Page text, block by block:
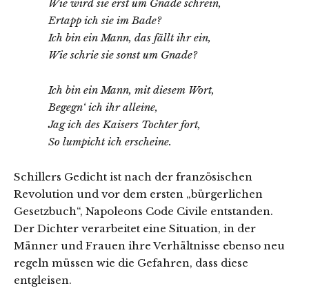
Wie wird sie erst um Gnade schrein,
Ertapp ich sie im Bade?
Ich bin ein Mann, das fällt ihr ein,
Wie schrie sie sonst um Gnade?
Ich bin ein Mann, mit diesem Wort,
Begegn‘ ich ihr alleine,
Jag ich des Kaisers Tochter fort,
So lumpicht ich erscheine.
Schillers Gedicht ist nach der französischen
Revolution und vor dem ersten „bürgerlichen
Gesetzbuch“, Napoleons Code Civile entstanden.
Der Dichter verarbeitet eine Situation, in der
Männer und Frauen ihre Verhältnisse ebenso neu
regeln müssen wie die Gefahren, dass diese
entgleisen.